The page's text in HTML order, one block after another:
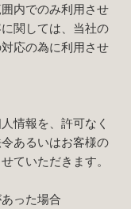
内でのみ利用させ
関しては、当社の
応の為に利用させ
情報を、許可なく
あるいはお客様の
ていただきます。
った場合